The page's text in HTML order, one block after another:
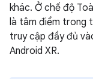
khác. Ở chế độ
là tâm điểm trong
truy cập đầy đủ
Android XR.